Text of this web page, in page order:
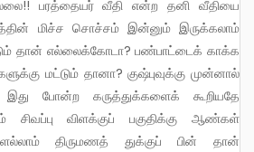
பரத்தையர் வீதி என்ற தனி வீதியை
மிச்ச சொச்சம் இன்னும் இருக்கலாம்
தான் எல்லைக்கோடா? பண்பாட்டைக் காக்க
மட்டும் தானா? குஷ்புவுக்கு முன்னால்
போன்ற கருத்துக்களைக் கூறியதே
விளக்குப் பகுதிக்கு ஆண்கள்
திருமணத் துக்குப் பின் தான்